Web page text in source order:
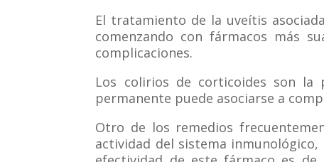
El tratamiento de la uveítis
comenzando con fármacos más
complicaciones.
Los colirios de corticoides son
permanente puede asociarse a
Otro de los remedios
actividad del sistema